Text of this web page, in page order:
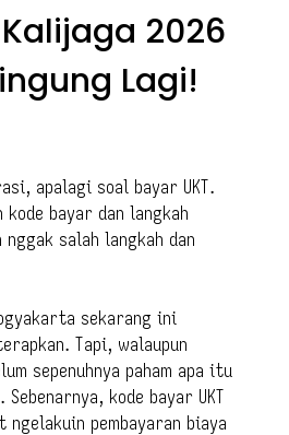
2026
Lagi!
apalagi soal bayar UKT.
bayar dan langkah
salah langkah dan
sekarang ini
Tapi, walaupun
sepenuhnya paham apa itu
kode bayar UKT
pembayaran biaya